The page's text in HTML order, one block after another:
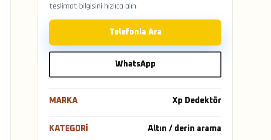
teslimat bilgisini hızlıca alın.
Telefonla Ara
WhatsApp
MARKA Xp Dedektör
KATEGORI Altın / derin arama